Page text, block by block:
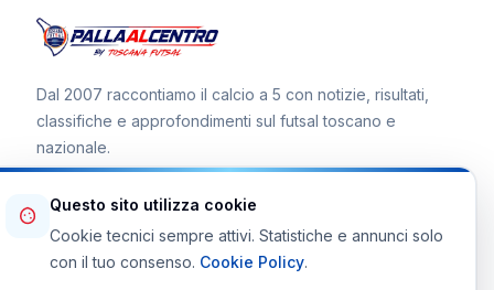
Dal 2007 raccontiamo il calcio a 5 con notizie, risultati,
classifiche e approfondimenti sul futsal toscano e
nazionale.
Canale WhatsApp
Telegram Toscana Futsal
Questo sito utilizza cookie
Cookie tecnici sempre attivi. Statistiche e annunci solo
con il tuo consenso. Cookie Policy.